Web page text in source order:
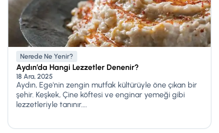
Nerede Ne Yenir?
Aydın’da Hangi Lezzetler Denenir?
18 Ara, 2025
Aydın, Ege'nin zengin mutfak kültürüyle öne çıkan bir
şehir. Keşkek, Çine köftesi ve enginar yemeği gibi
lezzetleriyle tanınır....